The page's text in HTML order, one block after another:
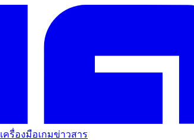
เครื่องมือเกมข่าวสาร